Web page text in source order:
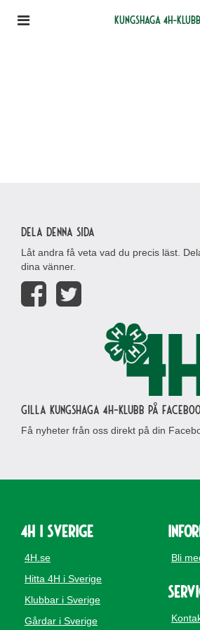
Kungshaga 4H-klubb
Dela denna sida
Låt andra få veta vad du precis läst.
dina vänner.
Gilla Kungshaga 4H-klubb på
Få nyheter från oss direkt på din
4H i Sverige
4H.se
Hitta 4H i Sverige
Klubbar i Sverige
Gårdar i Sverige
Bli